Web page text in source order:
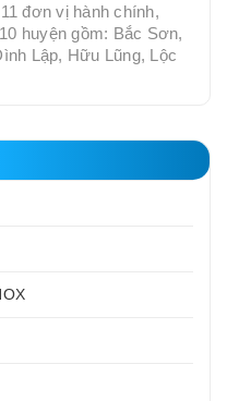
đơn vị hành chính,
huyện gồm: Bắc Sơn,
Lập, Hữu Lũng, Lộc